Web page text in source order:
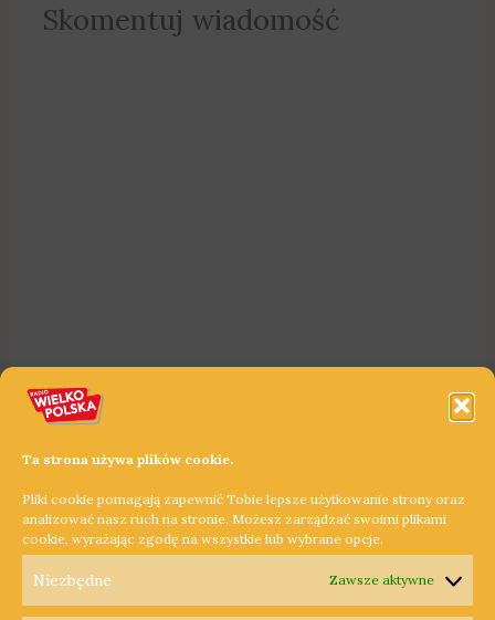
Ta strona używa plików cookie.
Pliki cookie pomagają zapewnić Tobie lepsze użytkowanie strony oraz
analizować nasz ruch na stronie. Możesz zarządzać swoimi plikami
cookie, wyrażając zgodę na wszystkie lub wybrane opcje.
Niezbędne Zawsze aktywne
Skomentuj wiadomość